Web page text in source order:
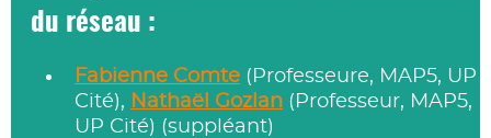
du réseau :
Fabienne Comte (Professeure, MAP5, UP
Cité), Nathaël Gozlan (Professeur, MAP5,
UP Cité) (suppléant)